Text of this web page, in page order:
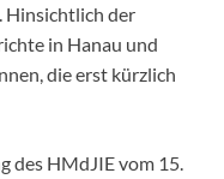
Hinsichtlich der
in Hanau und
die erst kürzlich
des HMdJIE vom 15.